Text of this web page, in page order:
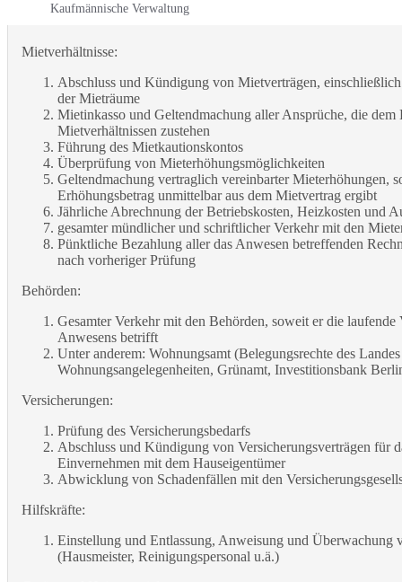
Kaufmännische Verwaltung
Mietverhältnisse:
Abschluss und Kündigung von Mietverträgen,
der Mieträume
Mietinkasso und Geltendmachung aller Ansprüche, die dem
Mietverhältnissen zustehen
Führung des Mietkautionskontos
Überprüfung von Mieterhöhungsmöglichkeiten
Geltendmachung vertraglich vereinbarter Mieterhöhungen,
Erhöhungsbetrag unmittelbar aus dem Mietvertrag ergibt
Jährliche Abrechnung der Betriebskosten, Heizkosten und
gesamter mündlicher und schriftlicher Verkehr mit den
Pünktliche Bezahlung aller das Anwesen betreffenden
nach vorheriger Prüfung
Behörden:
Gesamter Verkehr mit den Behörden, soweit er die laufende
Anwesens betrifft
Unter anderem: Wohnungsamt (Belegungsrechte des
Wohnungsangelegenheiten, Grünamt, Investitionsbank
Versicherungen:
Prüfung des Versicherungsbedarfs
Abschluss und Kündigung von Versicherungsverträgen für
Einvernehmen mit dem Hauseigentümer
Abwicklung von Schadenfällen mit den
Hilfskräfte:
Einstellung und Entlassung, Anweisung und Überwachung
(Hausmeister, Reinigungspersonal u.ä.)